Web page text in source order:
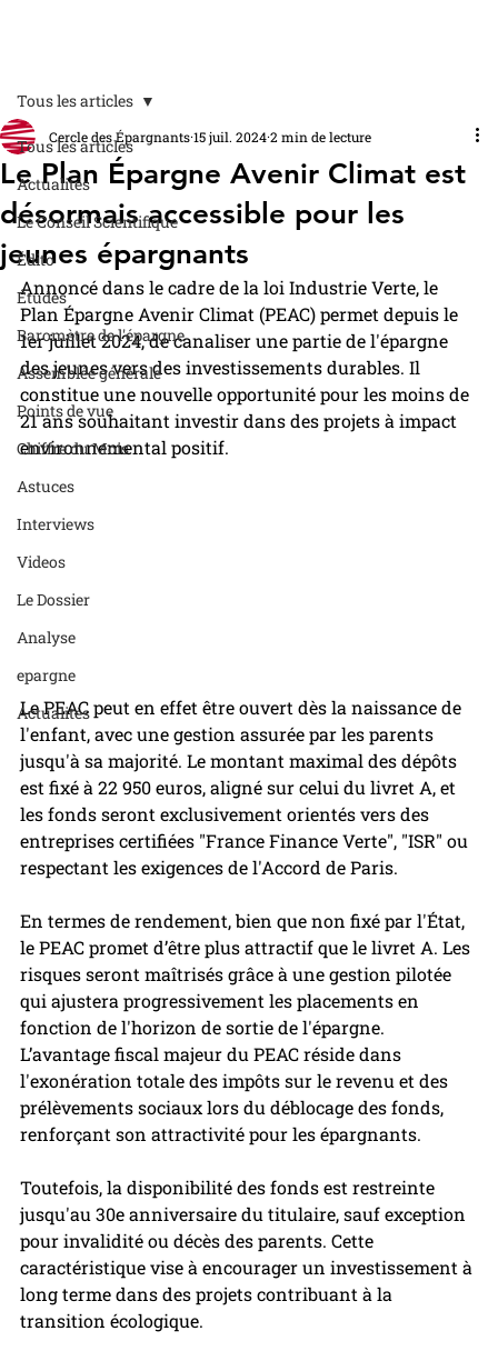
Tous les articles
Actualités
Le Conseil Scientifique
Édito
Études
Baromètre de l'épargne
Assemblée générale
Points de vue
Chiffre du Mois
Astuces
Interviews
Videos
Le Dossier
Analyse
epargne
Actualités
Tous les articles
Le Plan Épargne Avenir Climat est
désormais accessible pour les
jeunes épargnants
Cercle des Épargnants15 juil. 20242 min de lecture
Annoncé dans le cadre de la loi Industrie Verte, le
Plan Épargne Avenir Climat (PEAC) permet depuis le
1er juillet 2024, de canaliser une partie de l'épargne
des jeunes vers des investissements durables. Il
constitue une nouvelle opportunité pour les moins de
21 ans souhaitant investir dans des projets à impact
environnemental positif.
Le PEAC peut en effet être ouvert dès la naissance de
l'enfant, avec une gestion assurée par les parents
jusqu'à sa majorité. Le montant maximal des dépôts
est fixé à 22 950 euros, aligné sur celui du livret A, et
les fonds seront exclusivement orientés vers des
entreprises certifiées "France Finance Verte", "ISR" ou
respectant les exigences de l'Accord de Paris.
En termes de rendement, bien que non fixé par l'État,
le PEAC promet d’être plus attractif que le livret A. Les
risques seront maîtrisés grâce à une gestion pilotée
qui ajustera progressivement les placements en
fonction de l'horizon de sortie de l'épargne.
L’avantage fiscal majeur du PEAC réside dans
l'exonération totale des impôts sur le revenu et des
prélèvements sociaux lors du déblocage des fonds,
renforçant son attractivité pour les épargnants.
Toutefois, la disponibilité des fonds est restreinte
jusqu'au 30e anniversaire du titulaire, sauf exception
pour invalidité ou décès des parents. Cette
caractéristique vise à encourager un investissement à
long terme dans des projets contribuant à la
transition écologique.